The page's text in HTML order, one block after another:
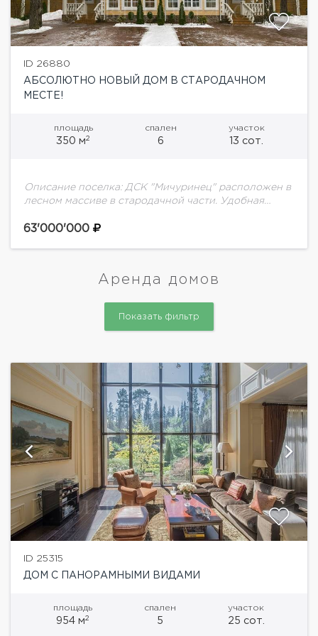
ID 26880
АБСОЛЮТНО НОВЫЙ ДОМ В СТАРОДАЧНОМ
МЕСТЕ!
площадь
350 м2
спален
6
участок
13 сот.
Описание поселка: ДСК "Мичуринец" расположен в
лесном массиве в стародачной части. Удобная
Боровского ш. Описание дома: Дом поделен на 2
63'000'000
Аренда домов
Показать фильтр
ID 25315
ДОМ С ПАНОРАМНЫМИ ВИДАМИ
площадь
954 м2
спален
5
участок
25 сот.